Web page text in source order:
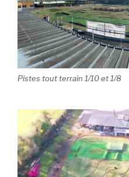
Pistes tout terrain 1/10 et 1/8